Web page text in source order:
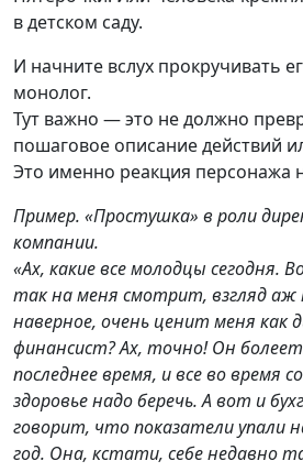
в детском саду.
И начните вслух прокручивать
монолог.
Тут важно — это не должно
пошаговое описание действий
Это именно реакция персонажа
Пример. «Простушка» в роли
компании.
«Ах, какие все молодцы сегодня.
так на меня смотрит, взгляд
наверное, очень ценит меня как
финансист? Ах, точно! Он
последнее время, и все во время
здоровье надо беречь. А вот и
говорит, что показатели упали
год. Она, кстати, себе недавно